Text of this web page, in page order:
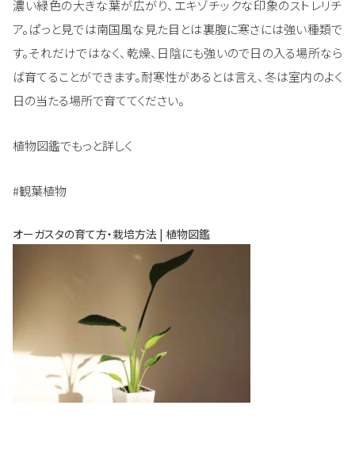
濃い緑色の大きな葉が広がり、エキゾチックな印象のストレリチ
ア。ぱっと見では南国風な見た目とは裏腹に寒さには強い種類で
す。それだけではなく、乾燥、日陰にも強いので日の入る場所なら
ば育てることができます。耐寒性があるとは言え、冬は室内のよく
日の当たる場所で育ててください。
植物図鑑でもっと詳しく
#観葉植物
オーガスタの育て方・栽培方法 | 植物図鑑